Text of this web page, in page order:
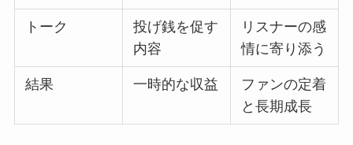
トーク
投げ銭を促す
内容
リスナーの感
情に寄り添う
結果 一時的な収益
ファンの定着
と長期成長